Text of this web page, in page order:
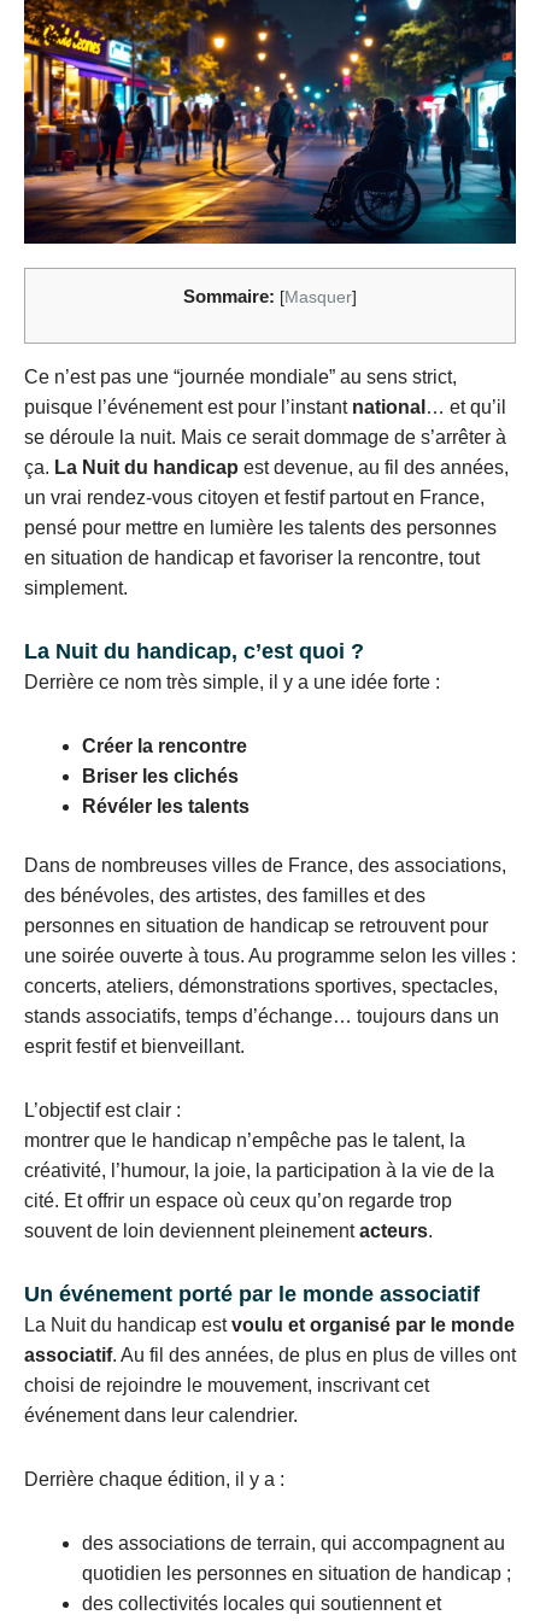
Sommaire: [Masquer]
Ce n’est pas une “journée mondiale” au sens strict,
puisque l’événement est pour l’instant national … et qu’il
se déroule la nuit. Mais ce serait dommage de s’arrêter à
ça. La Nuit du handicap est devenue, au fil des années,
un vrai rendez-vous citoyen et festif partout en France,
pensé pour mettre en lumière les talents des personnes
en situation de handicap et favoriser la rencontre, tout
simplement.
La Nuit du handicap, c’est quoi ?
Derrière ce nom très simple, il y a une idée forte :
Créer la rencontre
Briser les clichés
Révéler les talents
Dans de nombreuses villes de France, des associations,
des bénévoles, des artistes, des familles et des
personnes en situation de handicap se retrouvent pour
une soirée ouverte à tous. Au programme selon les villes :
concerts, ateliers, démonstrations sportives, spectacles,
stands associatifs, temps d’échange… toujours dans un
esprit festif et bienveillant.
L’objectif est clair :
montrer que le handicap n’empêche pas le talent, la
créativité, l’humour, la joie, la participation à la vie de la
cité. Et offrir un espace où ceux qu’on regarde trop
souvent de loin deviennent pleinementacteurs.
Un événement porté par le monde associatif
La Nuit du handicap estvoulu et organisé par le monde
associatif. Au fil des années, de plus en plus de villes ont
choisi de rejoindre le mouvement, inscrivant cet
événement dans leur calendrier.
Derrière chaque édition, il y a :
des associations de terrain, qui accompagnent au
quotidien les personnes en situation de handicap ;
des collectivités locales qui soutiennent et